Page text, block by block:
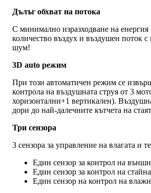
Дълъг обхват на потока
С минимално изразходване на енергия
количество въздух и въздушен поток
шум!
3D auto режим
При този автоматичен режим се
контрола на въздушната струя от 3
хоризонтални+1 вертикален).
дори до най-далечните кътчета на
Три сензора
3 сензора за управление на влагата и
Един сензор за контрол на
Един сензор за контрол на
Един сензор на контрол на